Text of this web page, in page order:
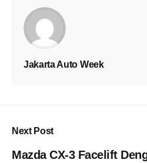
Jakarta Auto Week
Next Post
Mazda CX-3 Facelift